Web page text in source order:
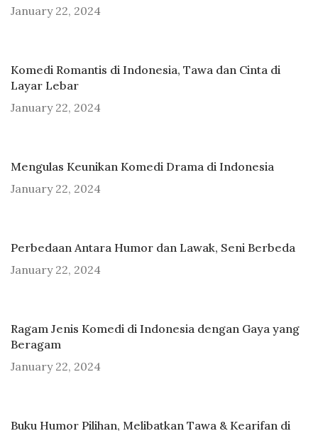
January 22, 2024
Komedi Romantis di Indonesia, Tawa dan Cinta di
Layar Lebar
January 22, 2024
Mengulas Keunikan Komedi Drama di Indonesia
January 22, 2024
Perbedaan Antara Humor dan Lawak, Seni Berbeda
January 22, 2024
Ragam Jenis Komedi di Indonesia dengan Gaya yang
Beragam
January 22, 2024
Buku Humor Pilihan, Melibatkan Tawa & Kearifan di